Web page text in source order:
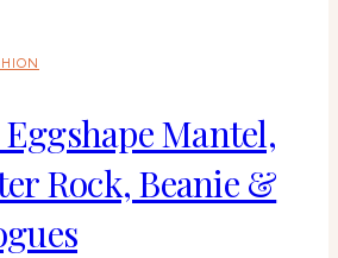
Mantel,
Rock, Beanie &